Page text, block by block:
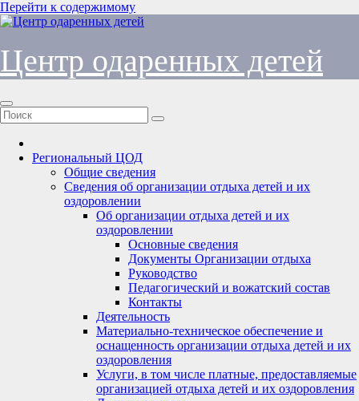
Перейти к содержимому
Центр одаренных детей
Региональный ЦОД
Общие сведения
Сведения об организации отдыха детей и их
оздоровлении
Об организации отдыха детей и их
оздоровлении
Основные сведения
Документы Организации отдыха
Руководство
Педагогический и вожатский состав
Контакты
Деятельность
Материально-техническое обеспечение и
оснащенность организации отдыха детей и их
оздоровления
Услуги, в том числе платные, предоставляемые
организацией отдыха детей и их оздоровления